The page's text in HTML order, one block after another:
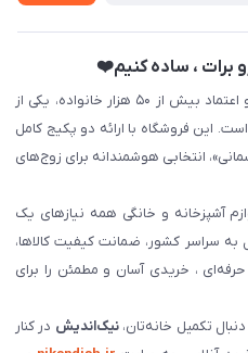
برات ، ساده کنیم❤️
با سال‌ها سابقه و اعتماد بیش از ۵۰ هزار خانواده، یکی از
این فروشگاه با ارائه دو پکیج کامل
انتخابی هوشمندانه برای زوج‌های
آشپزخانه و خانگی همه نیازهای یک
سراسر کشور، ضمانت کیفیت کالاها،
، خریدی آسان و مطمئن را برای
تکمیل خانه‌تان،نیک‌اندیش در کنار